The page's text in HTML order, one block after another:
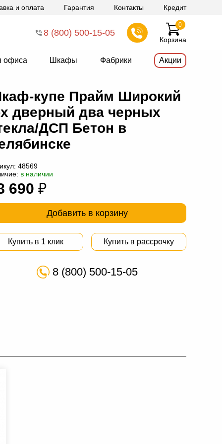
и оплата Гарантия Контакты Кредит
8 (800) 500-15-05
Корзина
0
офиса Шкафы Фабрики Акции
купе Прайм Широкий
дверный два черных
ДСП Бетон в
48569
в наличии
690 ₽
Добавить в корзину
Купить в 1 клик Купить в рассрочку
8 (800) 500-15-05